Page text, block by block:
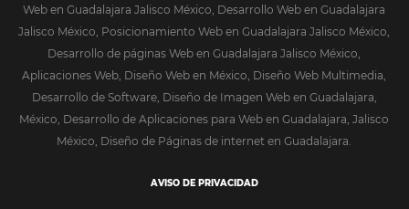
Web en Guadalajara Jalisco México, Desarrollo Web en Guadalajara
Jalisco México, Posicionamiento Web en Guadalajara Jalisco México,
Desarrollo de páginas Web en Guadalajara Jalisco México,
Aplicaciones Web, Diseño Web en México, Diseño Web Multimedia,
Desarrollo de Software, Diseño de Imagen Web en Guadalajara,
México, Desarrollo de Aplicaciones para Web en Guadalajara, Jalisco
México, Diseño de Páginas de internet en Guadalajara.
AVISO DE PRIVACIDAD